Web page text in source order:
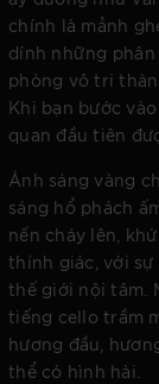
chính là mảnh
dính những
phòng vô tri
Khi bạn bước
quan đầu tiên
Ánh sáng vàng
sáng hổ phách
nến cháy lên,
thính giác, với
thế giới nội tâm.
tiếng cello trầm
hương đầu,
thể có hình hài.